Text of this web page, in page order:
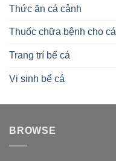
Thức ăn cá cảnh
Thuốc chữa bệnh cho cá
Trang trí bể cá
Vi sinh bể cá
BROWSE